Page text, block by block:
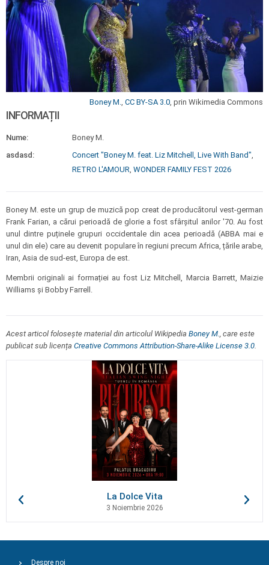
Boney M., CC BY-SA 3.0, prin Wikimedia Commons
INFORMAȚII
Nume:
Boney M.
asdasd:
Concert "Boney M. feat. Liz Mitchell, Live With Band",
RETRO L'AMOUR, WONDER FAMILY FEST 2026
Boney M. este un grup de muzică pop creat de producătorul vest-german
Frank Farian, a cărui perioadă de glorie a fost sfârșitul anilor '70. Au fost
unul dintre puținele grupuri occidentale din acea perioadă (ABBA mai e
unul din ele) care au devenit populare în regiuni precum Africa, țările arabe,
Iran, Asia de sud-est, Europa de est.
Membrii originali ai formației au fost Liz Mitchell, Marcia Barrett, Maizie
Williams și Bobby Farrell.
Acest articol folosește material din articolul Wikipedia Boney M., care este
publicat sub licența Creative Commons Attribution-Share-Alike License 3.0.
La Dolce Vita
3 Noiembrie 2026
Despre noi